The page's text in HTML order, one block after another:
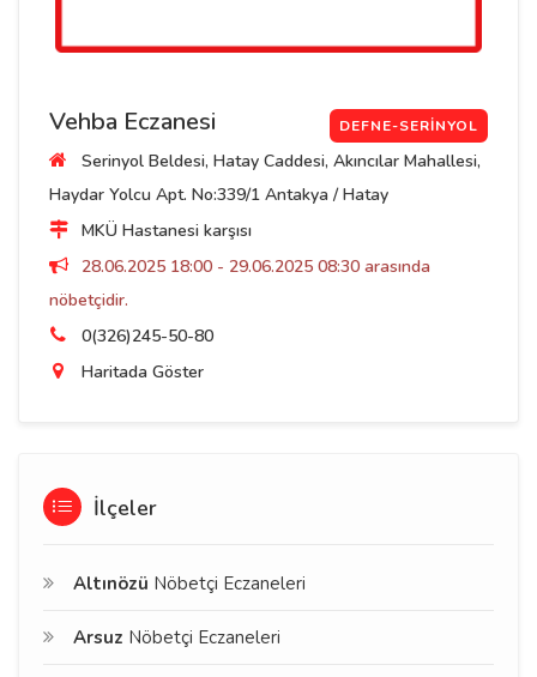
Vehba Eczanesi DEFNE-SERINYOL
Serinyol Beldesi, Hatay Caddesi, Akıncılar Mahallesi,
Haydar Yolcu Apt. No:339/1 Antakya / Hatay
MKÜ Hastanesi karşısı
28.06.2025 18:00 - 29.06.2025 08:30 arasında
nöbetçidir.
0(326)245-50-80
Haritada Göster
İlçeler
Altınözü Nöbetçi Eczaneleri
Arsuz Nöbetçi Eczaneleri